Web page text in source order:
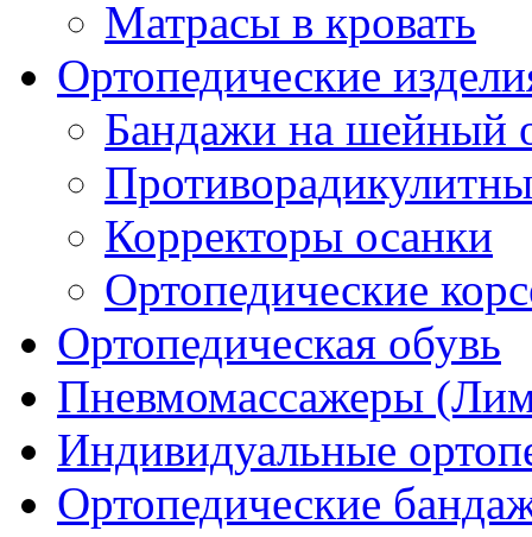
Матрасы в кровать
Ортопедические
Бандажи на шейный
Корректоры осанки
Ортопедические
Ортопедическая обувь
Пневмомассажеры
Индивидуальные
Ортопедические